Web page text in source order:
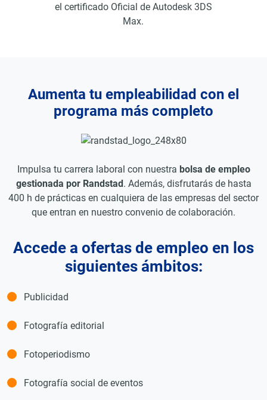
el certificado Oficial de Autodesk 3DS
Max.
Aumenta tu empleabilidad con el
programa más completo
Impulsa tu carrera laboral con nuestra bolsa de empleo
gestionada por Randstad . Además, disfrutarás de hasta
400 h de prácticas en cualquiera de las empresas del sector
que entran en nuestro convenio de colaboración.
Accede a ofertas de empleo en los
siguientes ámbitos:
Publicidad
Fotografía editorial
Fotoperiodismo
Fotografía social de eventos